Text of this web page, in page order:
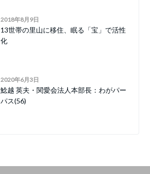
2018年8月9日
13世帯の里山に移住、眠る「宝」で活性
化
2020年6月3日
鯰越 英夫・関愛会法人本部長：わがパー
パス(56)